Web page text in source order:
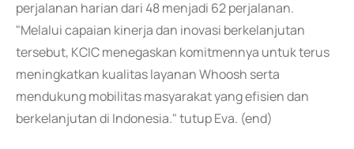
perjalanan harian dari 48 menjadi 62 perjalanan.
"Melalui capaian kinerja dan inovasi berkelanjutan
tersebut, KCIC menegaskan komitmennya untuk terus
meningkatkan kualitas layanan Whoosh serta
mendukung mobilitas masyarakat yang efisien dan
berkelanjutan di Indonesia." tutup Eva. (end)